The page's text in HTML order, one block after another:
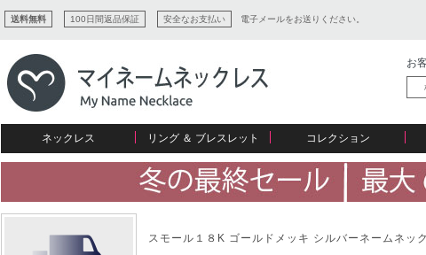
送料無料 100日間返品保証 安全なお支払い 電子メールをお送りください。
お
ネックレス
すべてコレクションを見る
ネームネックレス
プチネームネックレス
リング ＆ ブレスレット
リング
愛のブレスレット
コレクション
愛を表すコレクション
イニシャルジュエリー
誕生石コレクション
ネームプレビュー
マザーズ
メンズ
ギフトコレクション
スモール１８K ゴールドメッキ シルバーネームネッ